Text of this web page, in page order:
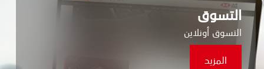
التسوق
التسوق أونلاين
المزيد